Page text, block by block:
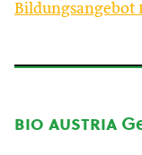
Bildungsangebot
bio austria